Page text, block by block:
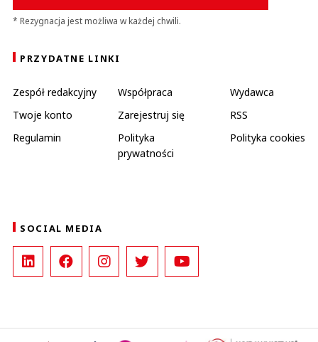
* Rezygnacja jest możliwa w każdej chwili.
PRZYDATNE LINKI
Zespół redakcyjny Współpraca
Wydawca
Twoje konto
Zarejestruj się
RSS
Regulamin
Polityka
prywatności
Polityka cookies
SOCIAL MEDIA